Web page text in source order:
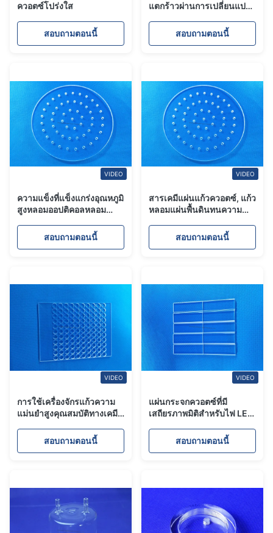
ควอตซ์โปร่งใส
สอบถามตอนนี้
แตกร้าวผ่านการเปลี่ยนแปลง
ใหญ่อย่างรวดเร็ว
สอบถามตอนนี้
VIDEO
ความแข็งที่แข็งแกร่งอุณหภูมิ
สูงหลอมออปติคอลหลอม
กายภาพและทางเคมีที่มี
สอบถามตอนนี้
VIDEO
สารเคมีแผ่นแก้วควอตซ์, แก้ว
หลอมแผ่นพื้นดินทนความ
สอบถามตอนนี้
VIDEO
การใช้เครื่องจักรแก้วความ
แม่นยำสูงคุณสมบัติทางเคมี
แผ่นแก้วควอตซ์
สอบถามตอนนี้
VIDEO
แผ่นกระจกควอตซ์ที่มี
เสถียรภาพมิติสำหรับไฟ LED
สอบถามตอนนี้